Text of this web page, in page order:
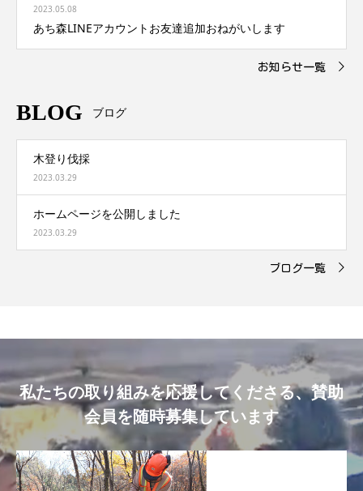
2023.05.08
あち森LINEアカウントお友達追加おねがいします
お知らせ一覧
BLOG ブログ
木登り伐採
2023.03.29
ホームページを公開しました
2023.03.29
ブログ一覧
私たちの取り組みを応援してくださる、賛助
会員を随時募集しています